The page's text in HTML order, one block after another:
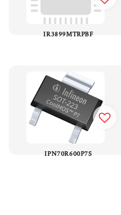
IR3899MTRPBF
IPN70R600P7S